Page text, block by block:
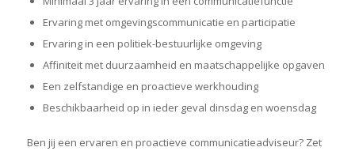
Ervaring met omgevingscommunicatie en participatie
Ervaring in een politiek-bestuurlijke omgeving
Affiniteit met duurzaamheid en maatschappelijke opgaven
Een zelfstandige en proactieve werkhouding
Beschikbaarheid op in ieder geval dinsdag en woensdag
Ben jij een ervaren en proactieve communicatieadviseur? Zet